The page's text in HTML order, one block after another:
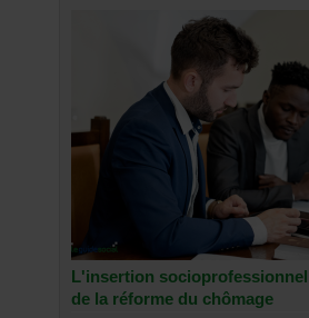
L'insertion
de la réforme du chômage